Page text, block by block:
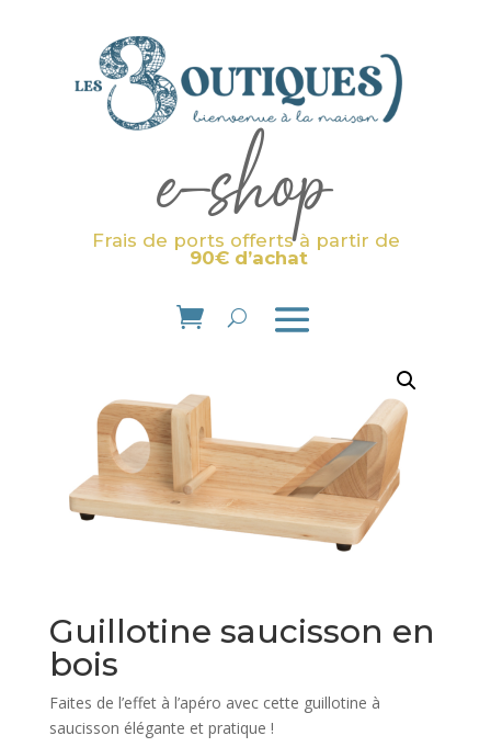
e-shop
Frais de ports offerts à partir de
90€ d’achat
Guillotine saucisson en
bois
Faites de l’effet à l’apéro avec cette guillotine à
saucisson élégante et pratique !